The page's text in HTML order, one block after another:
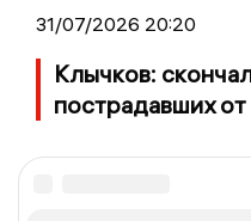
31/07/2026 20:20
Клычков:
пострадавших